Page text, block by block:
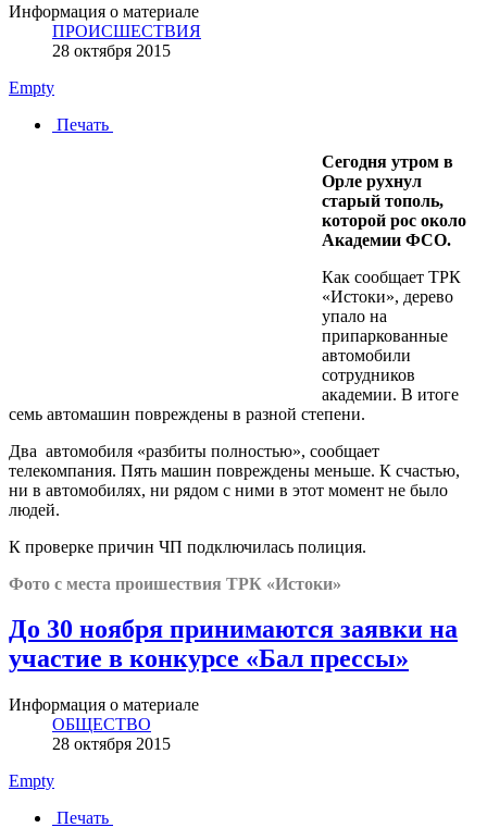
Информация о материале
ПРОИСШЕСТВИЯ
28 октября 2015
Empty
Печать
Сегодня утром в
Орле рухнул
старый тополь,
которой рос около
Академии ФСО.
Как сообщает ТРК
«Истоки», дерево
упало на
припаркованные
автомобили
сотрудников
академии. В итоге
семь автомашин повреждены в разной степени.
Два автомобиля «разбиты полностью», сообщает
телекомпания. Пять машин повреждены меньше. К счастью,
ни в автомобилях, ни рядом с ними в этот момент не было
людей.
К проверке причин ЧП подключилась полиция.
Фото с места проишествия ТРК «Истоки»
До 30 ноября принимаются заявки на
участие в конкурсе «Бал прессы»
Информация о материале
ОБЩЕСТВО
28 октября 2015
Empty
Печать